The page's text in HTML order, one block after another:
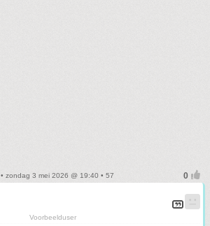
• zondag 3 mei 2026 @ 19:40 • 57
Voorbeelduser